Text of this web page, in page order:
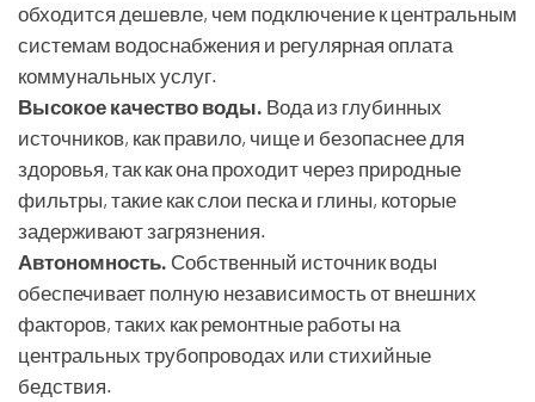
обходится дешевле, чем подключение к центральным
системам водоснабжения и регулярная оплата
коммунальных услуг.
Высокое качество воды. Вода из глубинных
источников, как правило, чище и безопаснее для
здоровья, так как она проходит через природные
фильтры, такие как слои песка и глины, которые
задерживают загрязнения.
Автономность. Собственный источник воды
обеспечивает полную независимость от внешних
факторов, таких как ремонтные работы на
центральных трубопроводах или стихийные
бедствия.